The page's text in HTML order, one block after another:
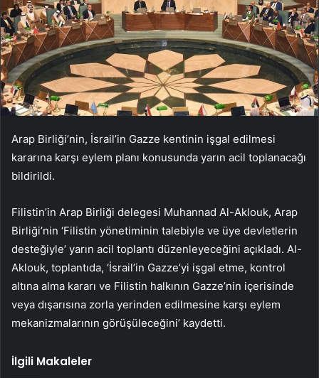
Arap Birliği’nin, İsrail’in Gazze kentinin işgal edilmesi
kararına karşı eylem planı konusunda yarın acil toplanacağı
bildirildi.
Filistin’in Arap Birliği delegesi Muhannad Al-Aklouk, Arap
Birliği’nin ‘Filistin yönetiminin talebiyle ve üye devletlerin
desteğiyle’ yarın acil toplantı düzenleyeceğini açıkladı. Al-
Aklouk, toplantıda, ‘İsrail’in Gazze’yi işgal etme, kontrol
altına alma kararı ve Filistin halkının Gazze’nin içerisinde
veya dışarısına zorla yerinden edilmesine karşı eylem
mekanizmalarının görüşüleceğini’ kaydetti.
İlgili Makaleler